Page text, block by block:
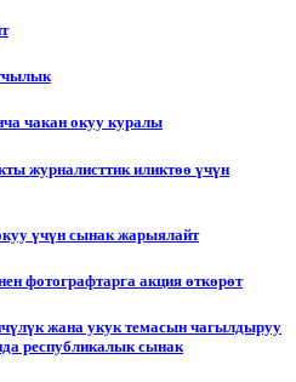
чакан окуу куралы
журналисттик иликтөө үчүн
үчүн сынак жарыялайт
фотографтарга акция өткөрөт
жана укук темасын чагылдыруу
республикалык сынак